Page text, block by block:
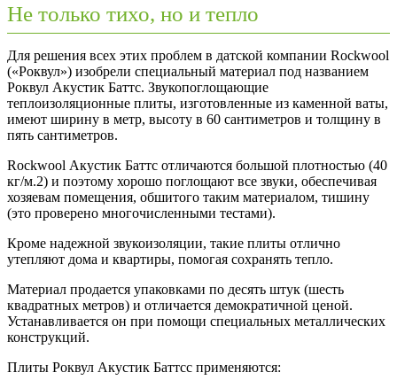
Не только тихо, но и тепло
Для решения всех этих проблем в датской компании Rockwool
(«Роквул») изобрели специальный материал под названием
Роквул Акустик Баттс. Звукопоглощающие
теплоизоляционные плиты, изготовленные из каменной ваты,
имеют ширину в метр, высоту в 60 сантиметров и толщину в
пять сантиметров.
Rockwool Акустик Баттс отличаются большой плотностью (40
кг/м.2) и поэтому хорошо поглощают все звуки, обеспечивая
хозяевам помещения, обшитого таким материалом, тишину
(это проверено многочисленными тестами).
Кроме надежной звукоизоляции, такие плиты отлично
утепляют дома и квартиры, помогая сохранять тепло.
Материал продается упаковками по десять штук (шесть
квадратных метров) и отличается демократичной ценой.
Устанавливается он при помощи специальных металлических
конструкций.
Плиты Роквул Акустик Баттсс применяются: